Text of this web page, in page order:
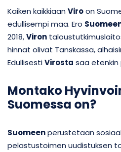
Kaiken kaikkiaan Viroon
edullisempi maa. Ero
2018,Viron
hinnat olivat Tanskassa,
EdullisestiVirosta saa etenkin
Montako
Suomessa on?
Suomeenperustetaan
pelastustoimen uudistuksen